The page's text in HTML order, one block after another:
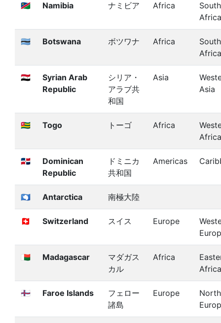
🇳🇦 Namibia ナミビア Africa
Africa
🇧🇼 Botswana ボツワナ Africa
Africa
🇸🇾
Syrian Arab
Republic
シリア・
アラブ共
和国
Asia
Asia
🇹🇬 Togo トーゴ Africa
Africa
🇩🇴
Dominican
Republic
ドミニカ
共和国
Americas
🇦🇶 Antarctica 南極大陸
🇨🇭 Switzerland スイス Europe
🇲🇬 Madagascar
マダガス
カル
Africa
Africa
🇫🇴 Faroe Islands
フェロー
諸島
Europe